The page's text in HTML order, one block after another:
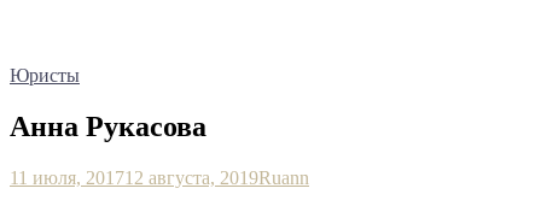
Юристы
Анна Рукасова
11 июля, 201712 августа, 2019Ruann